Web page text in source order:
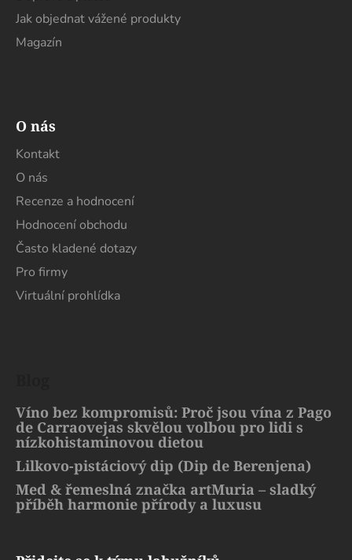
Jak objednat vážené produkty
Magazín
O nás
Kontakt
O nás
Recenze a hodnocení
Hodnocení obchodu
Často kladené dotazy
Pro firmy
Virtuální prohlídka
Víno bez kompromisů: Proč jsou vína z Pago
de Carraovejas skvělou volbou pro lidi s
nízkohistaminovou dietou
Lilkovo-pistáciový dip (Dip de Berenjena)
Med & řemeslná značka artMuria – sladký
příběh harmonie přírody a luxusu